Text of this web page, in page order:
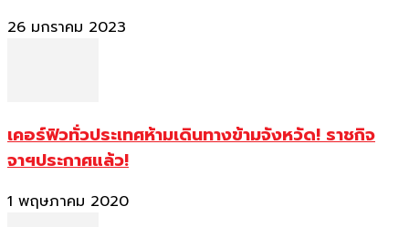
26 มกราคม 2023
เคอร์ฟิวทั่วประเทศห้ามเดินทางข้ามจังหวัด! ราชกิจ
จาฯประกาศแล้ว!
1 พฤษภาคม 2020